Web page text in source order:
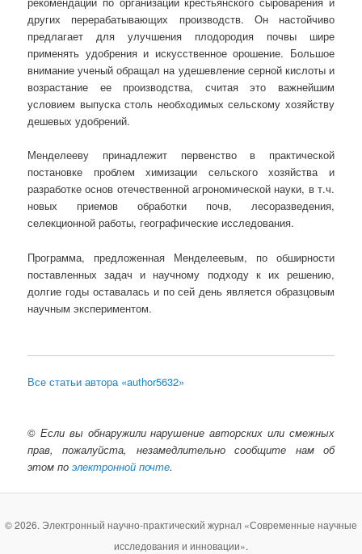
других перерабатывающих производств. Он настойчиво
предлагает для улучшения плодородия почвы шире
применять удобрения и искусственное орошение. Большое
внимание ученый обращал на удешевление серной кислоты и
возрастание ее производства, считая это важнейшим
условием выпуска столь необходимых сельскому хозяйству
дешевых удобрений.
Менделееву принадлежит первенство в практической
постановке проблем химизации сельского хозяйства и
разработке основ отечественной агрономической науки, в т.ч.
новых приемов обработки почв, лесоразведения,
селекционной работы, географические исследования.
Программа, предложенная Менделеевым, по обширности
поставленных задач и научному подходу к их решению,
долгие годы оставалась и по сей день является образцовым
научным экспериментом.
Все статьи автора «author5632»
© Если вы обнаружили нарушение авторских или смежных
прав, пожалуйста, незамедлительно сообщите нам об
этом поэлектронной почте.
© 2026. Электронный научно-практический журнал «Современные научные
исследования и инновации».